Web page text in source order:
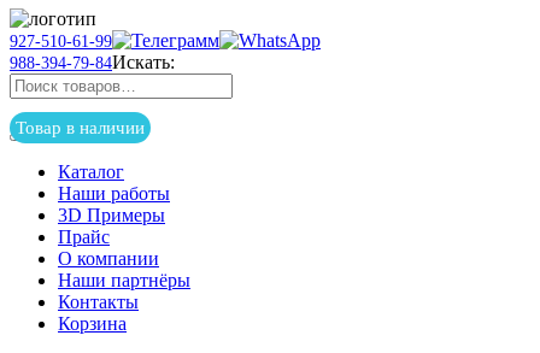
927-510-61-99
988-394-79-84Искать:
Товар в наличии
Каталог
Наши работы
3D Примеры
Прайс
О компании
Наши партнёры
Контакты
Корзина